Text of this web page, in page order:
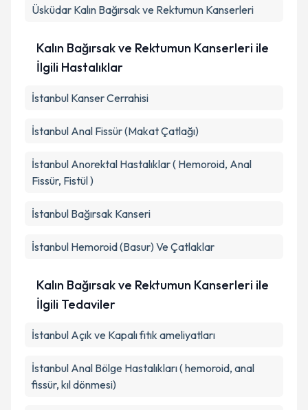
Üsküdar Kalın Bağırsak ve Rektumun Kanserleri
Kalın Bağırsak ve Rektumun Kanserleri ile
İlgili Hastalıklar
İstanbul Kanser Cerrahisi
İstanbul Anal Fissür (Makat Çatlağı)
İstanbul Anorektal Hastalıklar ( Hemoroid, Anal
Fissür, Fistül )
İstanbul Bağırsak Kanseri
İstanbul Hemoroid (Basur) Ve Çatlaklar
Kalın Bağırsak ve Rektumun Kanserleri ile
İlgili Tedaviler
İstanbul Açık ve Kapalı fıtık ameliyatları
İstanbul Anal Bölge Hastalıkları ( hemoroid, anal
fissür, kıl dönmesi)